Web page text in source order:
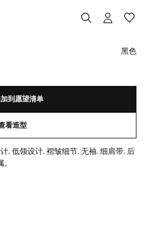
黑色
到愿望清单
看造型
. 低领设计. 褶皱细节. 无袖. 细肩带. 后